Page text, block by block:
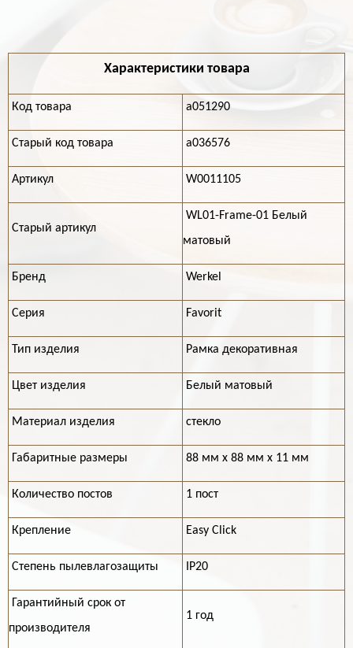
Характеристики товара
Код товара a051290
Старый код товара a036576
Артикул W0011105
Старый артикул
WL01-Frame-01 Белый
матовый
Бренд Werkel
Серия Favorit
Тип изделия Рамка декоративная
Цвет изделия Белый матовый
Материал изделия стекло
Габаритные размеры 88 мм х 88 мм х 11 мм
Количество постов 1 пост
Крепление Easy Click
Степень пылевлагозащиты IP20
Гарантийный срок от
производителя
1 год